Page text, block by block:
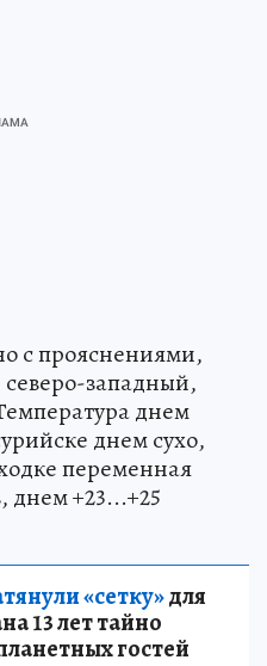
с прояснениями,
северо-западный,
днем
днем сухо,
переменная
днем +23...+25
«сетку»для
13 лет тайно
гостей